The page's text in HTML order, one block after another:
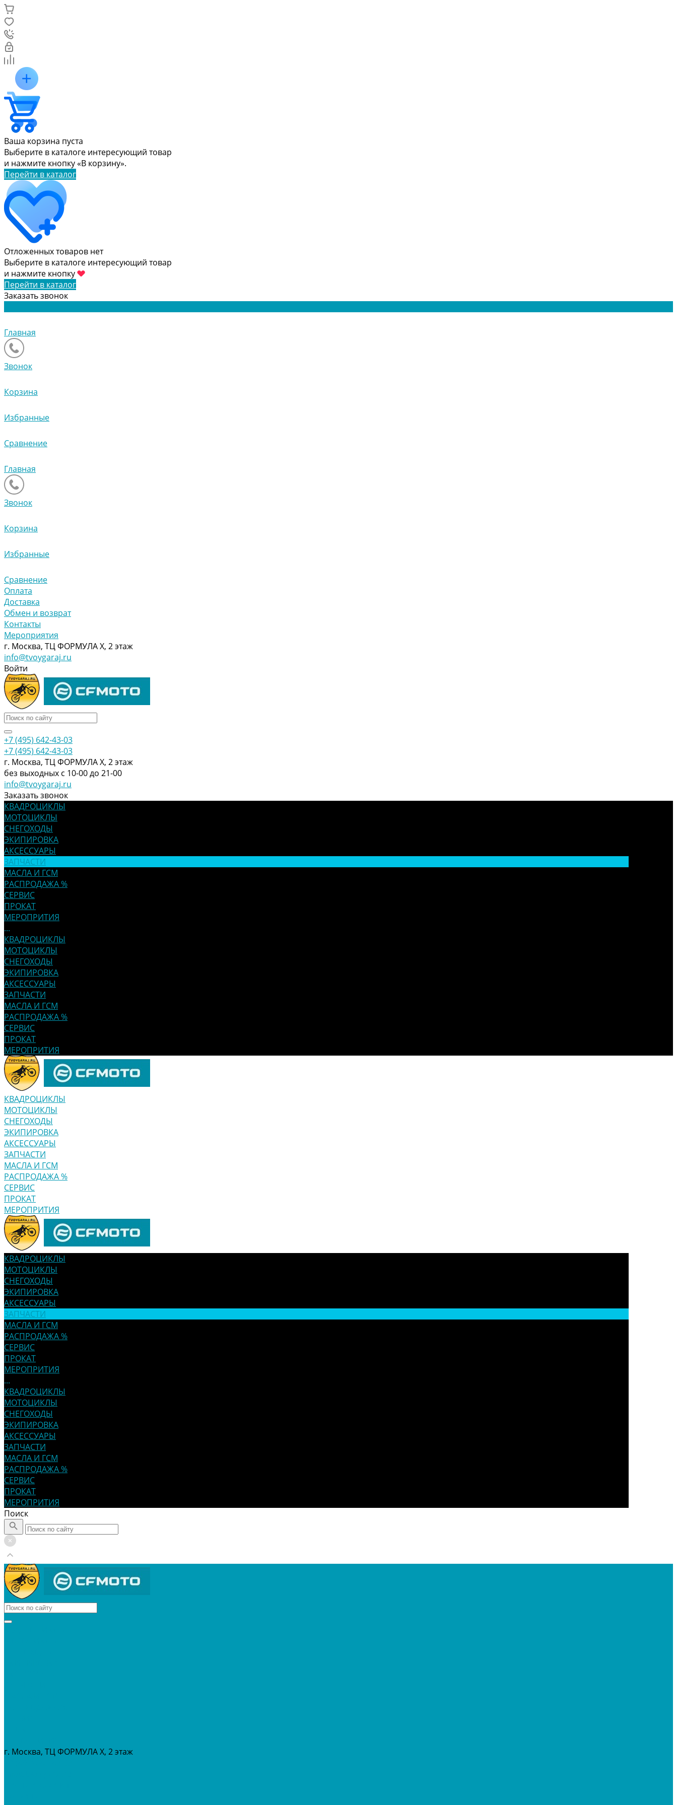
Ваша корзина пуста
Выберите в каталоге интересующий товар
и нажмите кнопку «В корзину».
Перейти в каталог
Отложенных товаров нет
Выберите в каталоге интересующий товар
и нажмите кнопку
Перейти в каталог
Заказать звонок
Главная
Звонок
Корзина
Избранные
Сравнение
Главная
Звонок
Корзина
Избранные
Сравнение
Оплата
Доставка
Обмен и возврат
Контакты
Мероприятия
г. Москва, ТЦ ФОРМУЛА Х, 2 этаж
info@tvoygaraj.ru
Войти
+7 (495) 642-43-03
+7 (495) 642-43-03
г. Москва, ТЦ ФОРМУЛА Х, 2 этаж
без выходных с 10-00 до 21-00
info@tvoygaraj.ru
Заказать звонок
КВАДРОЦИКЛЫ
МОТОЦИКЛЫ
СНЕГОХОДЫ
ЭКИПИРОВКА
АКСЕССУАРЫ
ЗАПЧАСТИ
МАСЛА И ГСМ
РАСПРОДАЖА %
СЕРВИС
ПРОКАТ
МЕРОПРИТИЯ
...
КВАДРОЦИКЛЫ
МОТОЦИКЛЫ
СНЕГОХОДЫ
ЭКИПИРОВКА
АКСЕССУАРЫ
ЗАПЧАСТИ
МАСЛА И ГСМ
РАСПРОДАЖА %
СЕРВИС
ПРОКАТ
МЕРОПРИТИЯ
КВАДРОЦИКЛЫ
МОТОЦИКЛЫ
СНЕГОХОДЫ
ЭКИПИРОВКА
АКСЕССУАРЫ
ЗАПЧАСТИ
МАСЛА И ГСМ
РАСПРОДАЖА %
СЕРВИС
ПРОКАТ
МЕРОПРИТИЯ
КВАДРОЦИКЛЫ
МОТОЦИКЛЫ
СНЕГОХОДЫ
ЭКИПИРОВКА
АКСЕССУАРЫ
ЗАПЧАСТИ
МАСЛА И ГСМ
РАСПРОДАЖА %
СЕРВИС
ПРОКАТ
МЕРОПРИТИЯ
...
КВАДРОЦИКЛЫ
МОТОЦИКЛЫ
СНЕГОХОДЫ
ЭКИПИРОВКА
АКСЕССУАРЫ
ЗАПЧАСТИ
МАСЛА И ГСМ
РАСПРОДАЖА %
СЕРВИС
ПРОКАТ
МЕРОПРИТИЯ
Поиск
г. Москва, ТЦ ФОРМУЛА Х, 2 этаж